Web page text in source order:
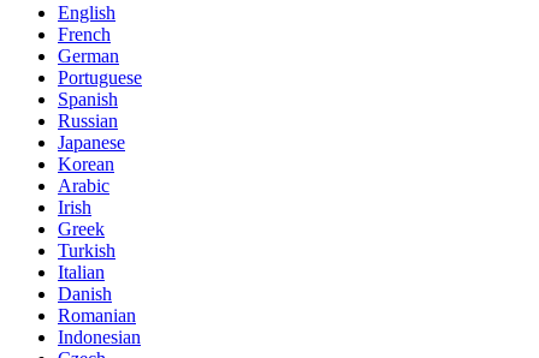
English
French
German
Portuguese
Spanish
Russian
Japanese
Korean
Arabic
Irish
Greek
Turkish
Italian
Danish
Romanian
Indonesian